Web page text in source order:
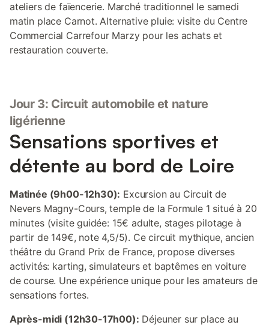
ateliers de faïencerie. Marché traditionnel le samedi
matin place Carnot. Alternative pluie: visite du Centre
Commercial Carrefour Marzy pour les achats et
restauration couverte.
Jour 3: Circuit automobile et nature
ligérienne
Sensations sportives et
détente au bord de Loire
Matinée (9h00-12h30): Excursion au Circuit de
Nevers Magny-Cours, temple de la Formule 1 situé à 20
minutes (visite guidée: 15€ adulte, stages pilotage à
partir de 149€, note 4,5/5). Ce circuit mythique, ancien
théâtre du Grand Prix de France, propose diverses
activités: karting, simulateurs et baptêmes en voiture
de course. Une expérience unique pour les amateurs de
sensations fortes.
Après-midi (12h30-17h00): Déjeuner sur place au